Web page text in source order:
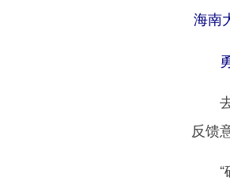
海南
勇
去
反馈
“确